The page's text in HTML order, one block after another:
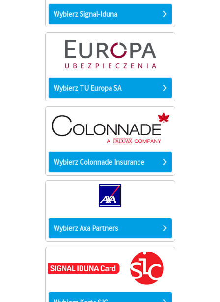
Wybierz Signal-Iduna
Wybierz TU Europa SA
Wybierz Colonnade Insurance
Wybierz Axa Partners